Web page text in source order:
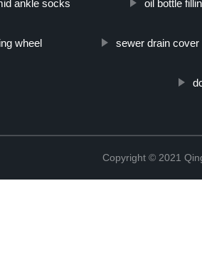
ankle socks oil bottle
wheel sewer drain cover
Copyright © 2021